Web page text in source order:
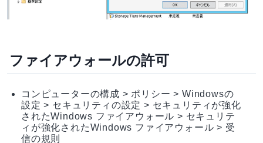
ファイアウォールの許可
コンピューターの構成 > ポリシー > Windowsの
設定 > セキュリティの設定 > セキュリティが強化
されたWindows ファイアウォール > セキュリテ
ィが強化されたWindows ファイアウォール > 受
信の規則